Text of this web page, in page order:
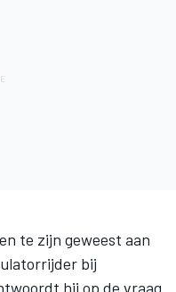
te zijn geweest aan
bij
hij op de vraag